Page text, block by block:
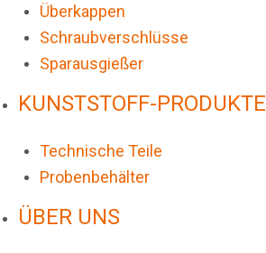
Überkappen
Schraubverschlüsse
Sparausgießer
KUNSTSTOFF-PRODUKTE
Technische Teile
Probenbehälter
ÜBER UNS